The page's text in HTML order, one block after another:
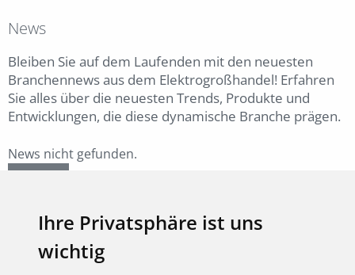
Ihre Privatsphäre ist uns
wichtig
News
Bleiben Sie auf dem Laufenden mit den neuesten
Branchennews aus dem Elektrogroßhandel! Erfahren
Sie alles über die neuesten Trends, Produkte und
Entwicklungen, die diese dynamische Branche prägen.
News nicht gefunden.
elektroforum 2.2025